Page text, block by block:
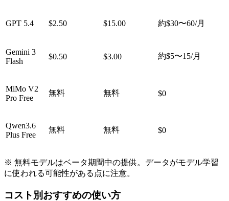
GPT 5.4 $2.50 $15.00 約$30〜60/月
Gemini 3
Flash
$0.50 $3.00 約$5〜15/月
MiMo V2
Pro Free
無料 無料 $0
Qwen3.6
Plus Free
無料 無料 $0
※ 無料モデルはベータ期間中の提供。データがモデル学習
に使われる可能性がある点に注意。
コスト別おすすめの使い方